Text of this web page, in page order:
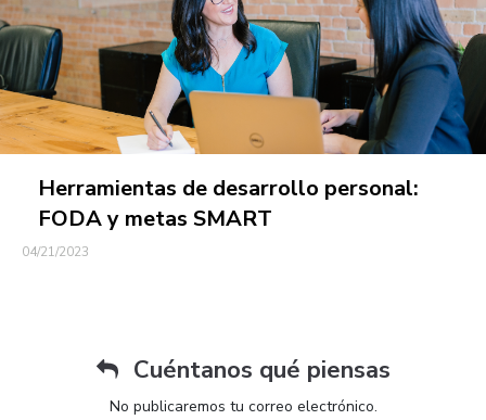
Herramientas de desarrollo personal:
FODA y metas SMART
04/21/2023
Cuéntanos qué piensas
No publicaremos tu correo electrónico.